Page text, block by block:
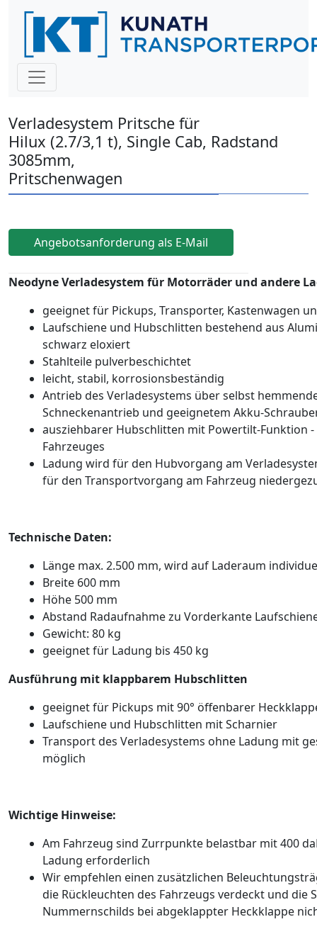
Verladesystem Pritsche für
Hilux (2.7/3,1 t), Single Cab, Radstand
3085mm,
Pritschenwagen
Angebotsanforderung als E-Mail
Neodyne Verladesystem für Motorräder und andere
geeignet für Pickups, Transporter, Kastenwagen
Laufschiene und Hubschlitten bestehend aus
schwarz eloxiert
Stahlteile pulverbeschichtet
leicht, stabil, korrosionsbeständig
Antrieb des Verladesystems über selbst
Schneckenantrieb und geeignetem Akku-
ausziehbarer Hubschlitten mit Powertilt-Funktion
Fahrzeuges
Ladung wird für den Hubvorgang am
für den Transportvorgang am Fahrzeug
Technische Daten:
Länge max. 2.500 mm, wird auf Laderaum
Breite 600 mm
Höhe 500 mm
Abstand Radaufnahme zu Vorderkante
Gewicht: 80 kg
geeignet für Ladung bis 450 kg
Ausführung mit klappbarem Hubschlitten
geeignet für Pickups mit 90° öffenbarer
Laufschiene und Hubschlitten mit Scharnier
Transport des Verladesystems ohne Ladung mit
möglich
Wichtige Hinweise:
Am Fahrzeug sind Zurrpunkte belastbar mit 400
Ladung erforderlich
Wir empfehlen einen zusätzlichen
die Rückleuchten des Fahrzeugs verdeckt und die
Nummernschilds bei abgeklappter Heckklappe